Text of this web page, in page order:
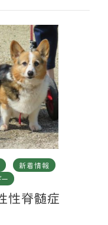
新着情報
性脊髄症